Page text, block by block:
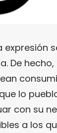
De
lo
con su
a los